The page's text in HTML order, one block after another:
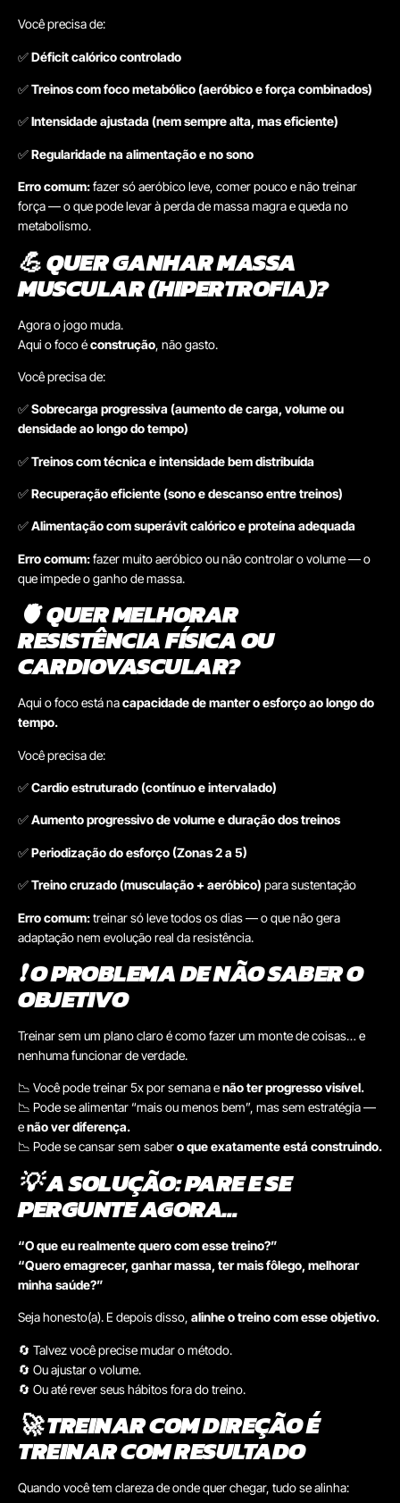
Você precisa de:
✅Déficit calórico controlado
✅Treinos com foco metabólico (aeróbico e força combinados)
✅Intensidade ajustada (nem sempre alta, mas eficiente)
✅Regularidade na alimentação e no sono
Erro comum:fazer só aeróbico leve, comer pouco e não treinar
força — o que pode levar à perda de massa magra e queda no
metabolismo.
💪QUER GANHAR MASSA
MUSCULAR (HIPERTROFIA)?
Agora o jogo muda.
Aqui o foco éconstrução, não gasto.
Você precisa de:
✅Sobrecarga progressiva (aumento de carga, volume ou
densidade ao longo do tempo)
✅Treinos com técnica e intensidade bem distribuída
✅Recuperação eficiente (sono e descanso entre treinos)
✅Alimentação com superávit calórico e proteína adequada
Erro comum:fazer muito aeróbico ou não controlar o volume — o
que impede o ganho de massa.
🫀QUER MELHORAR
RESISTÊNCIA FÍSICA OU
CARDIOVASCULAR?
Aqui o foco está nacapacidade de manter o esforço ao longo do
tempo.
Você precisa de:
✅Cardio estruturado (contínuo e intervalado)
✅Aumento progressivo de volume e duração dos treinos
✅Periodização do esforço (Zonas 2 a 5)
✅Treino cruzado (musculação + aeróbico) para sustentação
Erro comum:treinar só leve todos os dias — o que não gera
adaptação nem evolução real da resistência.
❗O PROBLEMA DE NÃO SABER O
OBJETIVO
Treinar sem um plano claro é como fazer um monte de coisas… e
nenhuma funcionar de verdade.
📉 Você pode treinar 5x por semana enão ter progresso visível.
📉 Pode se alimentar “mais ou menos bem”, mas sem estratégia —
enão ver diferença.
📉 Pode se cansar sem sabero que exatamente está construindo.
💡A SOLUÇÃO: PARE E SE
PERGUNTE AGORA…
“O que eu realmente quero com esse treino?”
“Quero emagrecer, ganhar massa, ter mais fôlego, melhorar
minha saúde?”
Seja honesto(a). E depois disso, alinhe o treino com esse objetivo.
🔄 Talvez você precise mudar o método.
🔄 Ou ajustar o volume.
🔄 Ou até rever seus hábitos fora do treino.
🚀TREINAR COM DIREÇÃO É
TREINAR COM RESULTADO
Quando você tem clareza de onde quer chegar, tudo se alinha: